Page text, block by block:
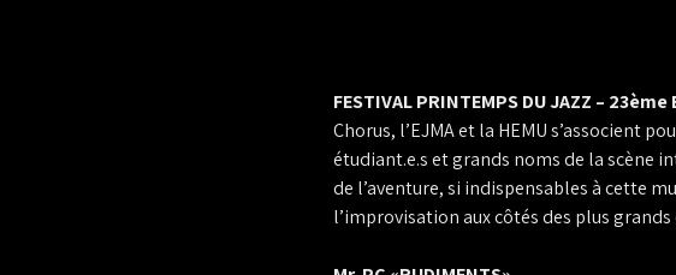
FESTIVAL PRINTEMPS DU JAZZ – 23ème
Chorus, l’EJMA et la HEMU s’associent
étudiant.e.s et grands noms de la scène
de l’aventure, si indispensables à cette
l’improvisation aux côtés des plus